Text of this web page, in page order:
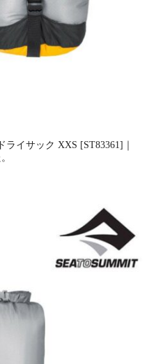
イサック XXS [ST83361]｜